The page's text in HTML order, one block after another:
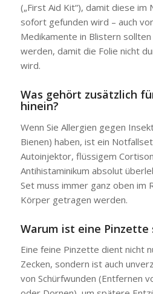
(„First Aid Kit“), damit diese im
sofort gefunden wird – auch
Medikamente in Blistern
werden, damit die Folie nicht
wird.
Was gehört zusätzlich
hinein?
Wenn Sie Allergien gegen
Bienen) haben, ist ein
Autoinjektor, flüssigem
Antihistaminikum absolut
Set muss immer ganz oben im
Körper getragen werden.
Warum ist eine Pinzette
Eine feine Pinzette dient nicht
Zecken, sondern ist auch
von Schürfwunden (Entfernen